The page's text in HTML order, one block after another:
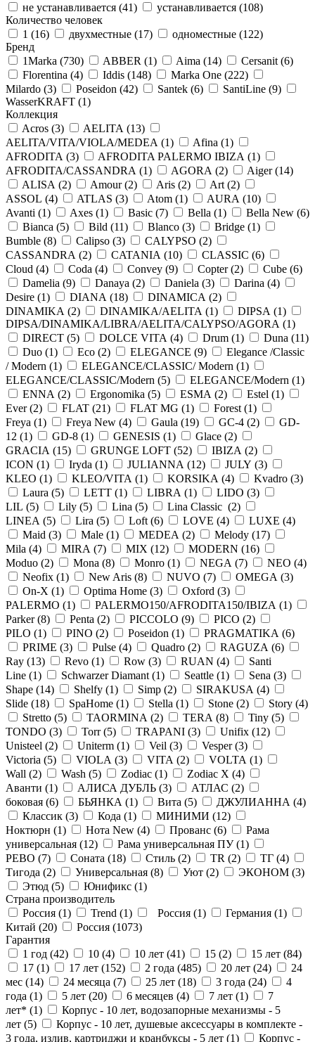
не устанавливается (41) устанавливается (108)
Количество человек
1 (16) двухместные (17) одноместные (122)
Бренд
1Marka (730) ABBER (1) Aima (14) Cersanit (6)
Florentina (4) Iddis (148) Marka One (222)
Milardo (3) Poseidon (42) Santek (6) SantiLine (9)
WasserKRAFT (1)
Коллекция
Acros (3) AELITA (13)
AELITA/VITA/VIOLA/MEDEA (1) Afina (1)
AFRODITA (3) AFRODITA PALERMO IBIZA (1)
AFRODITA/CASSANDRA (1) AGORA (2) Aiger (14)
ALISA (2) Amour (2) Aris (2) Art (2)
ASSOL (4) ATLAS (3) Atom (1) AURA (10)
Avanti (1) Axes (1) Basic (7) Bella (1) Bella New (6)
Bianca (5) Bild (11) Blanco (3) Bridge (1)
Bumble (8) Calipso (3) CALYPSO (2)
CASSANDRA (2) CATANIA (10) CLASSIC (6)
Cloud (4) Coda (4) Convey (9) Copter (2) Cube (6)
Damelia (9) Danaya (2) Daniela (3) Darina (4)
Desire (1) DIANA (18) DINAMICA (2)
DINAMIKA (2) DINAMIKA/AELITA (1) DIPSA (1)
DIPSA/DINAMIKA/LIBRA/AELITA/CALYPSO/AGORA (1)
DIRECT (5) DOLCE VITA (4) Drum (1) Duna (11)
Duo (1) Eco (2) ELEGANCE (9)
Elegance /Classic
/ Modern (1) ELEGANCE/CLASSIC/ Modern (1)
ELEGANCE/CLASSIC/Modern (5) ELEGANCE/Modern (1)
ENNA (2) Ergonomika (5) ESMA (2) Estel (1)
Ever (2) FLAT (21) FLAT MG (1) Forest (1)
Freya (1) Freya New (4) Gaula (19) GC-4 (2)
GD-
12 (1) GD-8 (1) GENESIS (1) Glace (2)
GRACIA (15) GRUNGE LOFT (52) IBIZA (2)
ICON (1) Iryda (1) JULIANNA (12) JULY (3)
KLEO (1) KLEO/VITA (1) KORSIKA (4) Kvadro (3)
Laura (5) LETT (1) LIBRA (1) LIDO (3)
LIL (5) Lily (5) Lina (5) Lina Classic (2)
LINEA (5) Lira (5) Loft (6) LOVE (4) LUXE (4)
Maid (3) Male (1) MEDEA (2) Melody (17)
Mila (4) MIRA (7) MIX (12) MODERN (16)
Moduo (2) Mona (8) Monro (1) NEGA (7) NEO (4)
Neofix (1) New Aris (8) NUVO (7) OMEGA (3)
On-X (1) Optima Home (3) Oxford (3)
PALERMO (1) PALERMO150/AFRODITA150/IBIZA (1)
Parker (8) Penta (2) PICCOLO (9) PICO (2)
PILO (1) PINO (2) Poseidon (1) PRAGMATIKA (6)
PRIME (3) Pulse (4) Quadro (2) RAGUZA (6)
Ray (13) Revo (1) Row (3) RUAN (4)
Santi
Line (1) Schwarzer Diamant (1) Seattle (1) Sena (3)
Shape (14) Shelfy (1) Simp (2) SIRAKUSA (4)
Slide (18) SpaHome (1) Stella (1) Stone (2) Story (4)
Stretto (5) TAORMINA (2) TERA (8) Tiny (5)
TONDO (3) Torr (5) TRAPANI (3) Unifix (12)
Unisteel (2) Uniterm (1) Veil (3) Vesper (3)
Victoria (5) VIOLA (3) VITA (2) VOLTA (1)
Wall (2) Wash (5) Zodiac (1) Zodiac X (4)
Аванти (1) АЛИСА ДУБЛЬ (3) АТЛАС (2)
боковая (6) БЬЯНКА (1) Вита (5) ДЖУЛИАННА (4)
Классик (3) Кода (1) МИНИМИ (12)
Ноктюрн (1) Нота New (4) Прованс (6)
Рама
универсальная (12) Рама универсальная ПУ (1)
РЕВО (7) Соната (18) Стиль (2) ТR (2) ТГ (4)
Тигода (2) Универсальная (8) Уют (2) ЭКОНОМ (3)
Этюд (5) Юнификс (1)
Страна производитель
Россия (1) Trend (1) Россия (1) Германия (1)
Китай (20) Россия (1073)
Гарантия
1 год (42) 10 (4) 10 лет (41) 15 (2) 15 лет (84)
17 (1) 17 лет (152) 2 года (485) 20 лет (24)
24
мес (14) 24 месяца (7) 25 лет (18) 3 года (24)
4
года (1) 5 лет (20) 6 месяцев (4) 7 лет (1)
7
лет* (1)
Корпус - 10 лет, водозапорные механизмы - 5
лет (5)
Корпус - 10 лет, душевые аксессуары в комплекте -
3 года, излив, картриджи и кранбуксы - 5 лет (1) Корпус -